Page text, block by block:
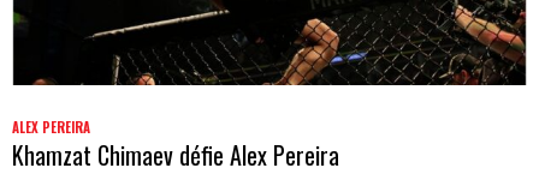
ALEX PEREIRA
Khamzat Chimaev défie Alex Pereira